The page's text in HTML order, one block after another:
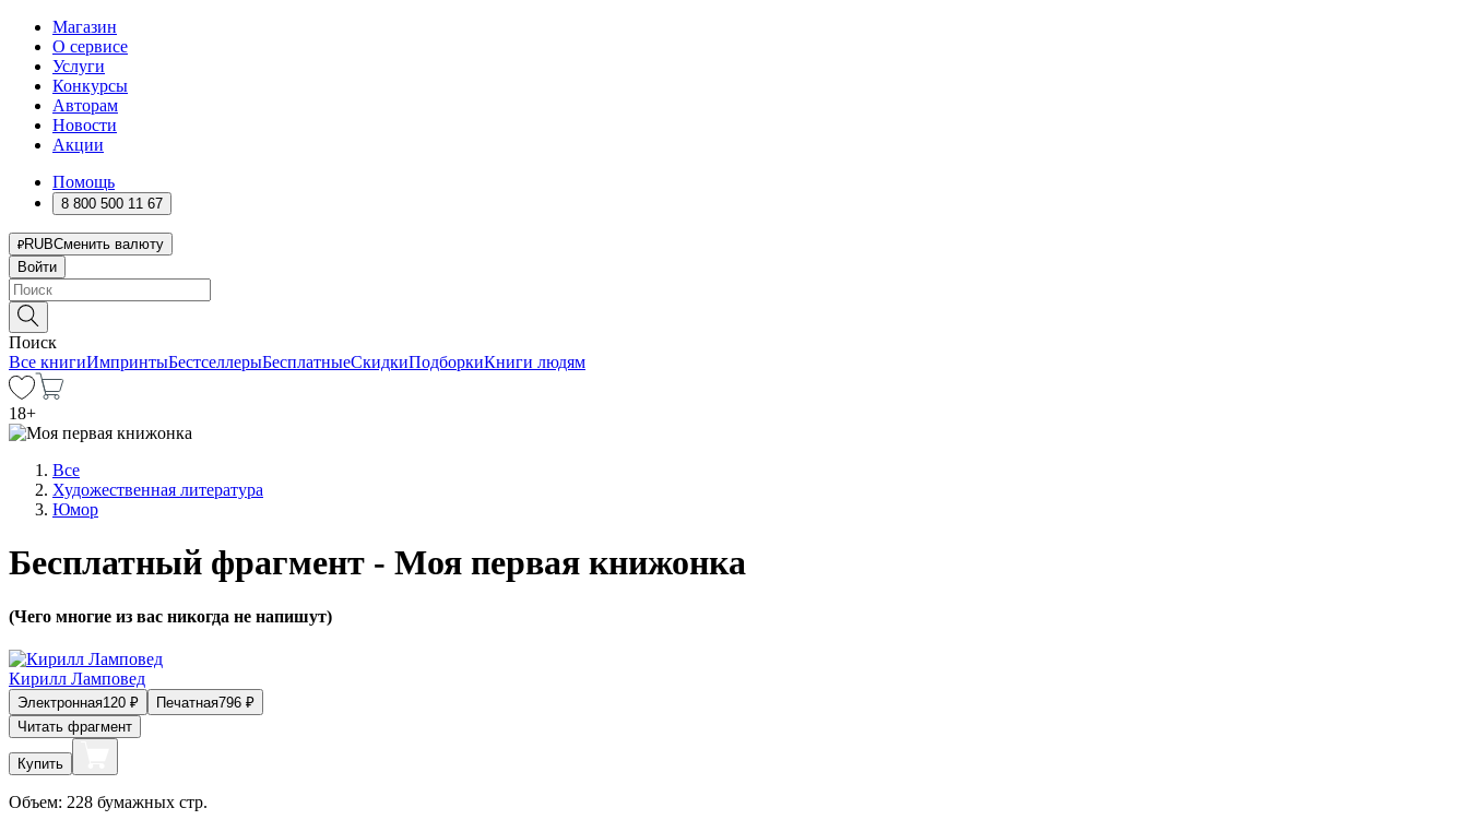
Магазин
О сервисе
Услуги
Конкурсы
Авторам
Новости
Акции
Помощь
8 800 500 11 67
RUBСменить валюту
Войти
Поиск
Все книгиИмпринтыБестселлерыБесплатныеСкидкиПодборкиКниги людям
18+
Все
Художественная литература
Юмор
Бесплатный фрагмент - Моя первая книжонка
(Чего многие из вас никогда не напишут)
Кирилл Ламповед
Электронная120 ₽ Печатная796 ₽
Читать фрагмент
Купить
Объем: 228 бумажных стр.